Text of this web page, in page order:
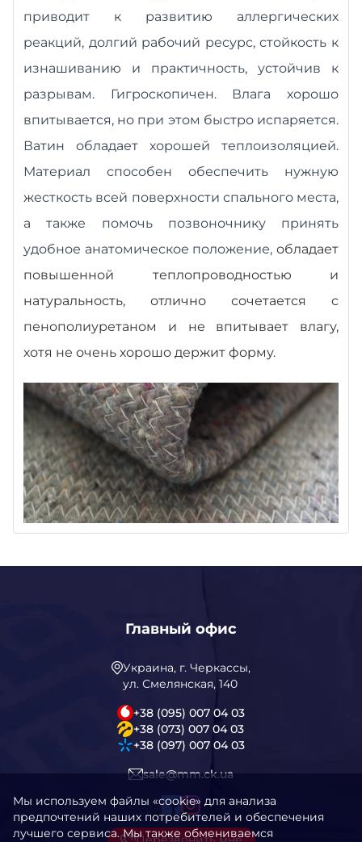
приводит к развитию аллергических
реакций, долгий рабочий ресурс, стойкость к
изнашиванию и практичность, устойчив к
разрывам. Гигроскопичен. Влага хорошо
впитывается, но при этом быстро испаряется.
Ватин обладает хорошей теплоизоляцией.
Материал способен обеспечить нужную
жесткость всей поверхности спального места,
а также помочь позвоночнику принять
удобное анатомическое положение, обладает
повышенной теплопроводностью и
натуральность, отлично сочетается с
пенополиуретаном и не впитывает влагу,
хотя не очень хорошо держит форму.
Главный офис
Украина, г. Черкассы,
ул. Смелянская, 140
+38 (095) 007 04 03
+38 (073) 007 04 03
+38 (097) 007 04 03
sale@mm.ck.ua
Мы используем файлы «cookie» для анализа
предпочтений наших потребителей и обеспечения
лучшего сервиса. Мы также обмениваемся